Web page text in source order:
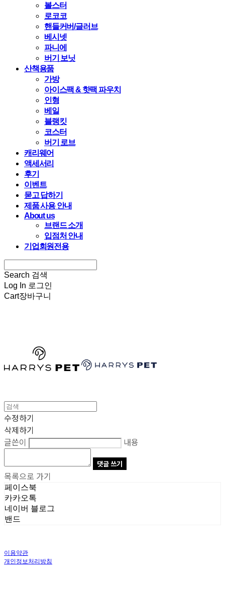
볼스터
로코코
핸들커버/글러브
베시넷
파니에
버기 보닛
산책용품
가방
아이스팩 & 핫팩 파우치
인형
베일
블랭킷
코스터
버기 로브
캐리웨어
액세서리
후기
이벤트
묻고 답하기
제품 사용 안내
About us
브랜드 소개
입점처 안내
기업회원전용
Search 검색
Log In 로그인
Cart장바구니
수정하기
삭제하기
글쓴이
내용
댓글 쓰기
목록으로 가기
페이스북
카카오톡
네이버 블로그
밴드
이용약관
개인정보처리방침